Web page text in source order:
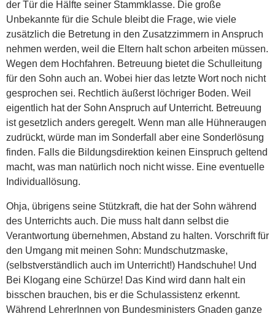
der Tür die Hälfte seiner Stammklasse. Die große
Unbekannte für die Schule bleibt die Frage, wie viele
zusätzlich die Betretung in den Zusatzzimmern in Anspruch
nehmen werden, weil die Eltern halt schon arbeiten müssen.
Wegen dem Hochfahren. Betreuung bietet die Schulleitung
für den Sohn auch an. Wobei hier das letzte Wort noch nicht
gesprochen sei. Rechtlich äußerst löchriger Boden. Weil
eigentlich hat der Sohn Anspruch auf Unterricht. Betreuung
ist gesetzlich anders geregelt. Wenn man alle Hühneraugen
zudrückt, würde man im Sonderfall aber eine Sonderlösung
finden. Falls die Bildungsdirektion keinen Einspruch geltend
macht, was man natürlich noch nicht wisse. Eine eventuelle
Individuallösung.
Ohja, übrigens seine Stützkraft, die hat der Sohn während
des Unterrichts auch. Die muss halt dann selbst die
Verantwortung übernehmen, Abstand zu halten. Vorschrift für
den Umgang mit meinen Sohn: Mundschutzmaske,
(selbstverständlich auch im Unterricht!) Handschuhe! Und
Bei Klogang eine Schürze! Das Kind wird dann halt ein
bisschen brauchen, bis er die Schulassistenz erkennt.
Während LehrerInnen von Bundesministers Gnaden ganze